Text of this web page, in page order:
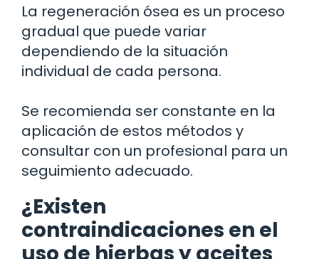
La regeneración ósea es un proceso
gradual que puede variar
dependiendo de la situación
individual de cada persona.
Se recomienda ser constante en la
aplicación de estos métodos y
consultar con un profesional para un
seguimiento adecuado.
¿Existen
contraindicaciones en el